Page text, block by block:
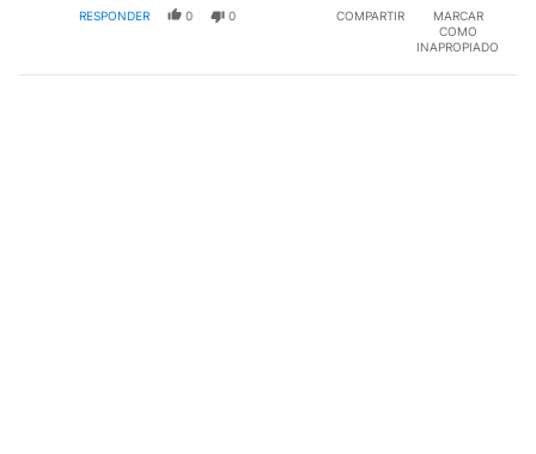
RESPONDER 0 0 COMPARTIR
MARCAR
COMO
INAPROPIADO